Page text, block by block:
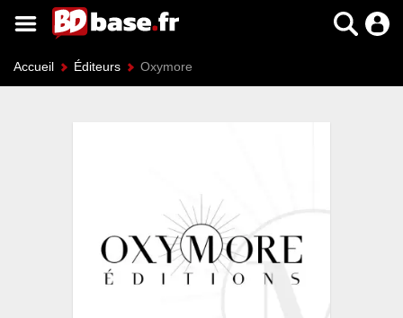
Accueil Éditeurs Oxymore